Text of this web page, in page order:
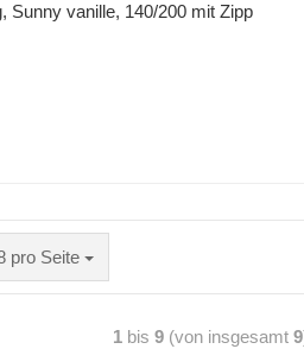
Sunny vanille, 140/200 mit Zipp
pro Seite
1bis 9(von insgesamt 9